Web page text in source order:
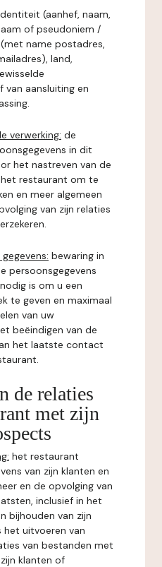
(aanhef, naam,
of pseudoniem /
name postadres,
land,
aansluiting en
verwerking: de
in dit
het nastreven van de
restaurant om te
en meer algemeen
van zijn relaties
bewaring in
persoonsgegevens
is om u een
te geven en maximaal
van uw
beëindigen van de
het laatste contact
de relaties
met zijn
het restaurant
van zijn klanten en
en de opvolging van
inclusief in het
bijhouden van zijn
het uitvoeren van
van bestanden met
klanten of